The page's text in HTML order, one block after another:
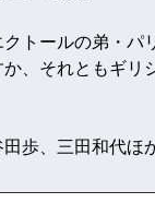
トールの弟・パ
、それともギリ
歩、三田和代ほ